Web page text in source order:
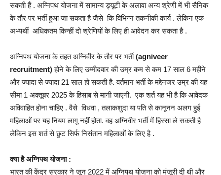
सकती हैं . अग्निपथ योजना में सामान्य ड्यूटी के अलावा अन्य श्रेणी में भी सैनिक
के तौर पर भर्ती हुआ जा सकता है जैसे कि विभिन्न तकनीकी कार्य . लेकिन एक
अभ्यर्थी अधिकतम किन्हीं दो श्रेणियों के लिए ही आवेदन कर सकता है .
अग्निपथ योजना के तहत अग्निवीर के तौर पर भर्ती(agniveer
recruitment)होने के लिए उम्मीदवार की उम्र कम से कम 17 साल 6 महीने
और ज्यादा से ज्यादा 21 साल हो सकती है. वर्तमान भर्ती के मद्देनजर उम्र की यह
सीमा 1 अक्तूबर 2025 के हिसाब से मानी जाएगी. एक शर्त यह भी है कि आवेदक
अविवाहित होना चाहिए . वैसे विधवा , तलाकशुदा या पति से कानूनन अलग हुई
महिलाओं पर यह नियम लागू नहीं होता. वह अग्निवीर भर्ती में हिस्सा ले सकती है
लेकिन इस शर्त से छुट सिर्फ निसंतान महिलाओं के लिए है .
क्या है अग्निपथ योजना :
भारत की केंद्र सरकार ने जून 2022 में अग्निपथ योजना को मंजूरी दी थी और